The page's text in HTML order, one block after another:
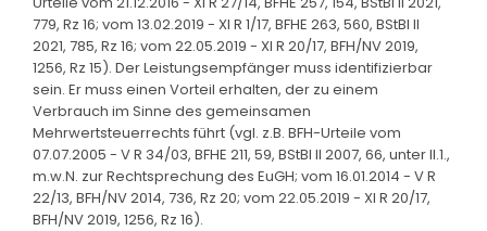
779, Rz 16; vom 13.02.2019 - XI R 1/17, BFHE 263, 560, BStBl II
2021, 785, Rz 16; vom 22.05.2019 - XI R 20/17, BFH/NV 2019,
1256, Rz 15). Der Leistungsempfänger muss identifizierbar
sein. Er muss einen Vorteil erhalten, der zu einem
Verbrauch im Sinne des gemeinsamen
Mehrwertsteuerrechts führt (vgl. z.B. BFH-Urteile vom
07.07.2005 - V R 34/03, BFHE 211, 59, BStBl II 2007, 66, unter II.1.,
m.w.N. zur Rechtsprechung des EuGH; vom 16.01.2014 - V R
22/13, BFH/NV 2014, 736, Rz 20; vom 22.05.2019 - XI R 20/17,
BFH/NV 2019, 1256, Rz 16).